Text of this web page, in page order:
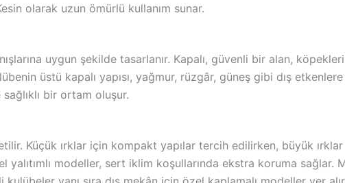
olarak uzun ömürlü kullanım sunar.
uygun şekilde tasarlanır. Kapalı, güvenli bir alan,
üstü kapalı yapısı, yağmur, rüzgâr, güneş gibi dış etkenlere
bir ortam oluşur.
Küçük ırklar için kompakt yapılar tercih edilirken, büyük
yalıtımlı modeller, sert iklim koşullarında ekstra koruma